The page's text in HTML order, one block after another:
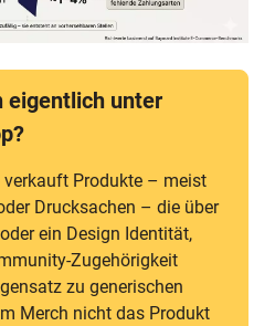
eigentlich unter
verkauft Produkte – meist
Drucksachen – die über
ein Design Identität,
Zugehörigkeit
zu generischen
Merch nicht das Produkt